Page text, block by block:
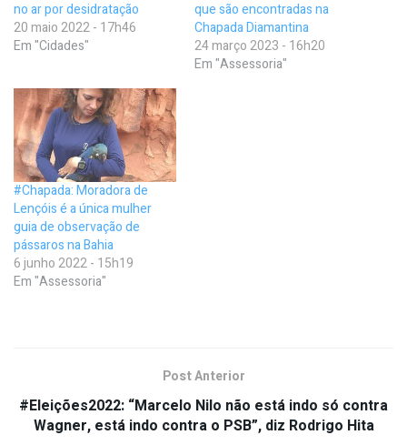
no ar por desidratação
20 maio 2022 - 17h46
Em "Cidades"
que são encontradas na
Chapada Diamantina
24 março 2023 - 16h20
Em "Assessoria"
#Chapada: Moradora de
Lençóis é a única mulher
guia de observação de
pássaros na Bahia
6 junho 2022 - 15h19
Em "Assessoria"
Post Anterior
#Eleições2022: “Marcelo Nilo não está indo só contra
Wagner, está indo contra o PSB”, diz Rodrigo Hita